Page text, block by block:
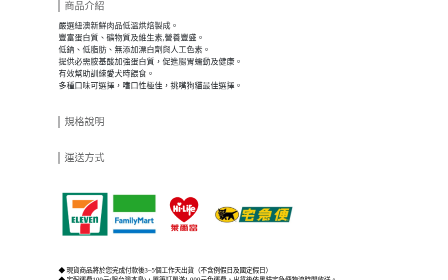
商品介紹
嚴選紐澳新鮮肉品低溫烘焙製成。
豐富蛋白質、礦物質及維生素,營養豐盛。
低鈉、低脂肪、無添加漂白劑與人工色素。
提供必需胺基酸加強蛋白質，促進腸胃蠕動及健康。
有效幫助訓練愛犬時餵食。
多種口味可選擇，嗜口性極佳，挑嘴狗貓最佳選擇。
規格說明
運送方式
◆ 現貨商品將於您完成付款後3~5個工作天出貨（不含例假日及國定假日）